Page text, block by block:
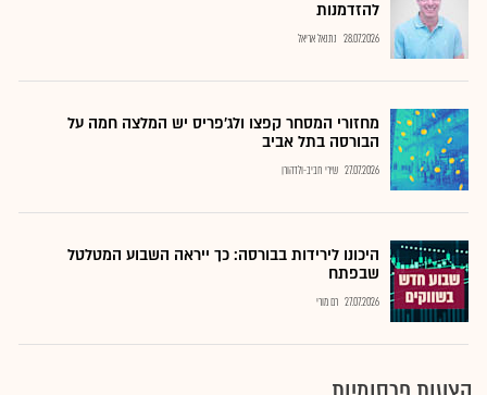
להזדמנות
28.07.2026 נתנאל אריאל
מחזורי המסחר קפצו ולג'פריס יש המלצה חמה על
הבורסה בתל אביב
27.07.2026 שירי חביב-ולדהורן
היכונו לירידות בבורסה: כך ייראה השבוע המטלטל
שבפתח
27.07.2026 רם מורי